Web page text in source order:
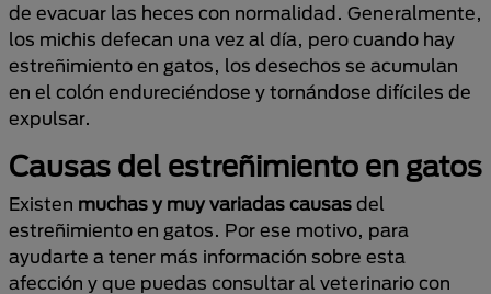
de evacuar las heces con normalidad. Generalmente,
los michis defecan una vez al día, pero cuando hay
estreñimiento en gatos, los desechos se acumulan
en el colón endureciéndose y tornándose difíciles de
expulsar.
Causas del estreñimiento en gatos
Existen muchas y muy variadas causas del
estreñimiento en gatos. Por ese motivo, para
ayudarte a tener más información sobre esta
afección y que puedas consultar al veterinario con